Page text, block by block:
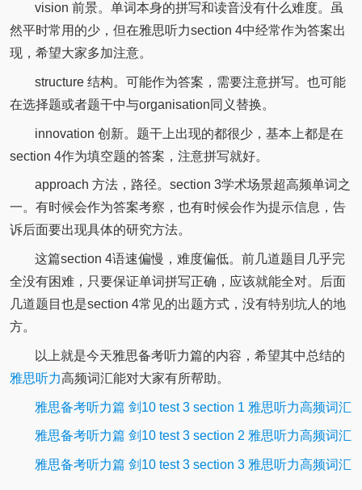
vision 前景。单词本身的拼写和读音没有什么难度。虽
然平时常用的少，但在雅思听力section 4中经常作为答案出
现，希望大家多加注意。
structure 结构。可能作为答案，需要注意拼写。也可能
在选择题或者题干中与organisation同义替换。
innovation 创新。题干上出现的都很少，基本上都是在
section 4作为填空题的答案，注意拼写就好。
approach 方法，路径。section 3学术场景超高频单词之
一。有时候会作为答案考察，也有时候会作为提示信息，告
诉后面要出现具体的研究方法。
这篇section 4语速偏慢，难度偏低。前几道题目几乎完
全没有困难，只要保证单词拼写正确，应该就能全对。后面
几道题目也是section 4常见的出题方式，没有特别坑人的地
方。
以上就是今天雅思备考听力篇的内容，希望其中总结的
雅思听力高频词汇能对大家有所帮助。
雅思备考听力篇 剑10 test 3 section 1 雅思听力高频词汇
雅思备考听力篇 剑10 test 3 section 2 雅思听力高频词汇
雅思备考听力篇 剑10 test 3 section 3 雅思听力高频词汇